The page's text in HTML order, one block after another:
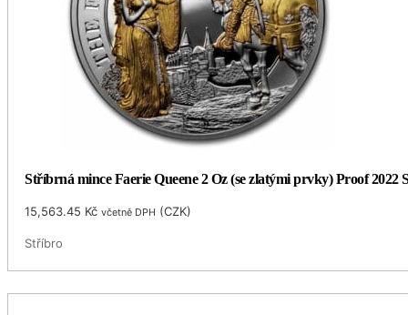
Stříbrná mince Faerie Queene 2 Oz (se zlatými prvky) Proof 2022
15,563.45 Kč včetně DPH (CZK)
Stříbro